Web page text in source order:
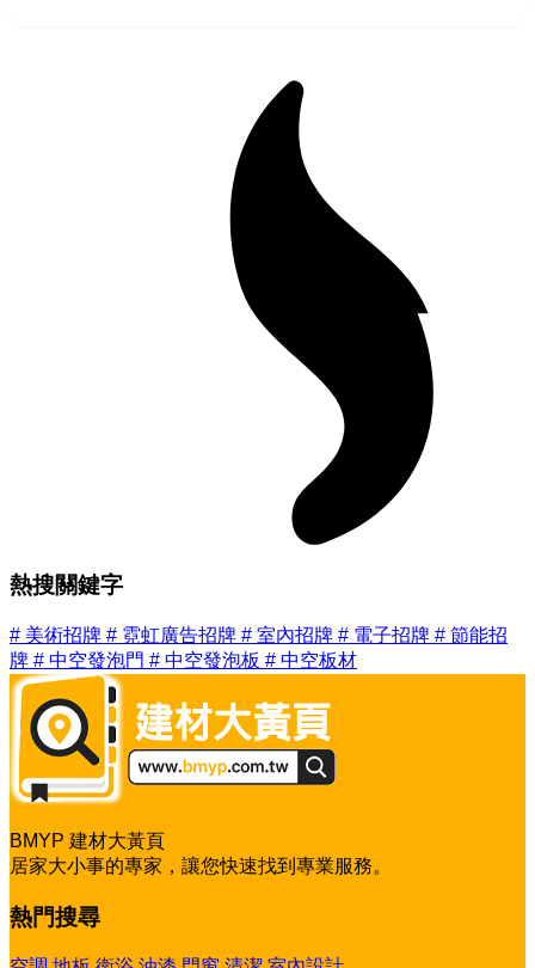
熱搜關鍵字
# 美術招牌 # 霓虹廣告招牌 # 室內招牌 # 電子招牌 # 節能招
牌 # 中空發泡門 # 中空發泡板 # 中空板材
BMYP 建材大黃頁
居家大小事的專家，讓您快速找到專業服務。
熱門搜尋